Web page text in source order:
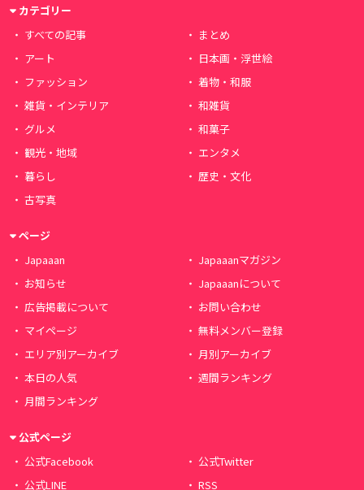
カテゴリー
すべての記事
まとめ
アート
日本画・浮世絵
ファッション
着物・和服
雑貨・インテリア
和雑貨
グルメ
和菓子
観光・地域
エンタメ
暮らし
歴史・文化
古写真
ページ
Japaaan
Japaaanマガジン
お知らせ
Japaaanについて
広告掲載について
お問い合わせ
マイページ
無料メンバー登録
エリア別アーカイブ
月別アーカイブ
本日の人気
週間ランキング
月間ランキング
公式ページ
公式Facebook
公式Twitter
公式LINE
RSS